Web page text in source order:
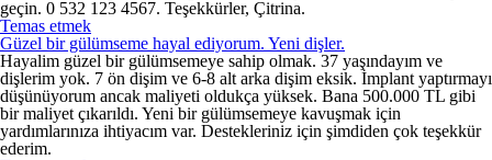
geçin. 0 532 123 4567. Teşekkürler, Çitrina.
Temas etmek
Güzel bir gülümseme hayal ediyorum. Yeni dişler.
Hayalim güzel bir gülümsemeye sahip olmak. 37 yaşındayım ve
dişlerim yok. 7 ön dişim ve 6-8 alt arka dişim eksik. İmplant yaptırmayı
düşünüyorum ancak maliyeti oldukça yüksek. Bana 500.000 TL gibi
bir maliyet çıkarıldı. Yeni bir gülümsemeye kavuşmak için
yardımlarınıza ihtiyacım var. Destekleriniz için şimdiden çok teşekkür
ederim.